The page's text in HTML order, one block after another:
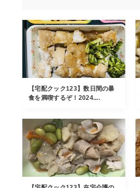
【宅配クック123】数日間の暴
食を満喫するぞ！2024....